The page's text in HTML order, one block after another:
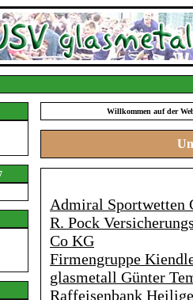
Willkommen auf der
Admiral Sportwetten
R. Pock
Co KG
Firmengruppe
glasmetall Günter
Raffeisenbank